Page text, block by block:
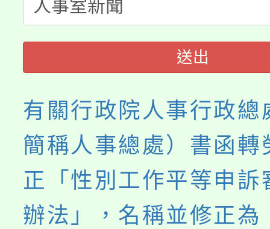
程
送出
有關行政院人事行政總
簡稱人事總處）書函轉
正「性別工作平等申訴
辦法」，名稱並修正為